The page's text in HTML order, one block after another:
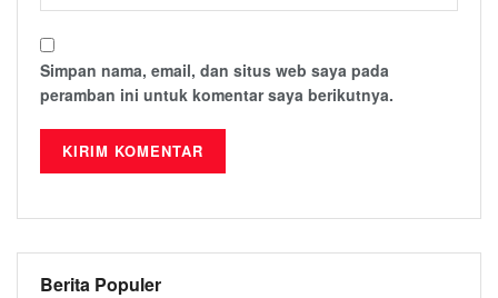
Simpan nama, email, dan situs web saya pada
peramban ini untuk komentar saya berikutnya.
Berita Populer